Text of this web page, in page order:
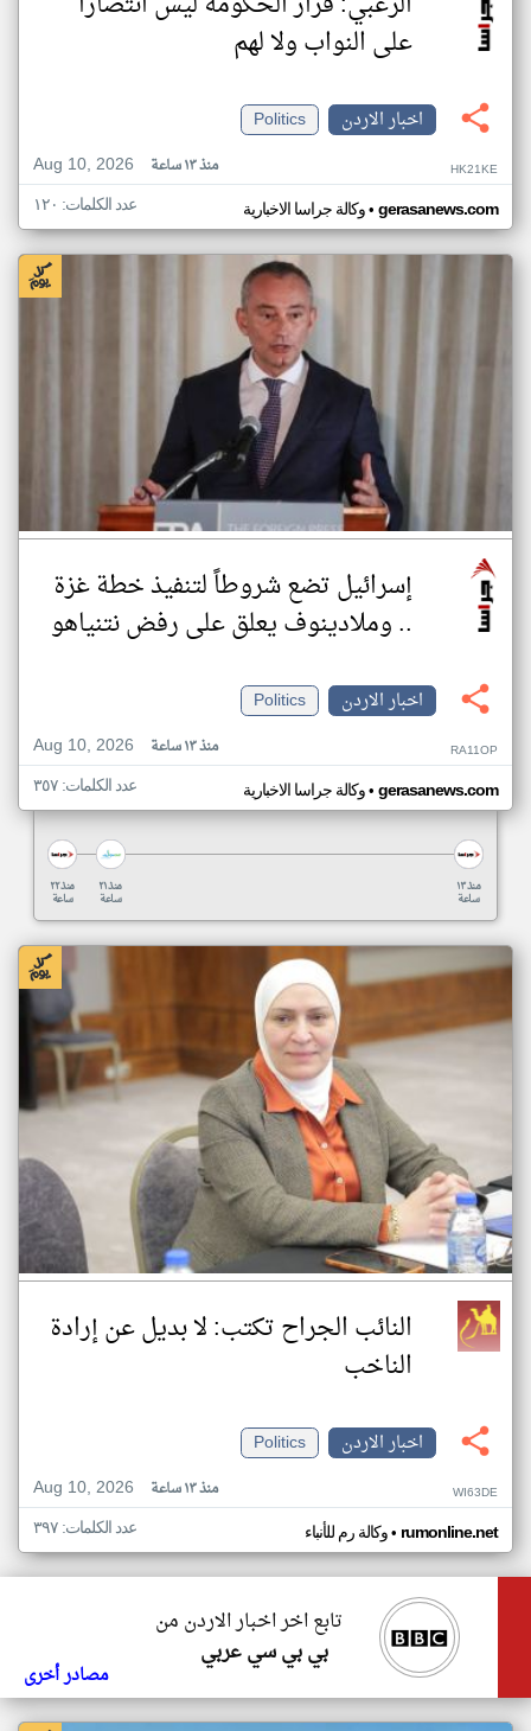
على النواب ولا لهم
اخبار الاردن
Politics
Aug 10, 2026
منذ ١٣ ساعة HK21KE
وكالة جراسا الاخبارية• gerasanews.com عدد الكلمات: ١٢٠
إسرائيل تضع شروطاً لتنفيذ خطة غزة
.. وملادينوف يعلق على رفض نتنياهو
اخبار الاردن
Politics
Aug 10, 2026
منذ ١٣ ساعة RA11OP
وكالة جراسا الاخبارية• gerasanews.com عدد الكلمات: ٣٥٧
منذ ٢٢
ساعة
منذ ٢١
ساعة
منذ ١٣
ساعة
النائب الجراح تكتب: لا بديل عن إرادة
الناخب
اخبار الاردن
Politics
Aug 10, 2026
منذ ١٣ ساعة WI63DE
وكالة رم للأنباء• rumonline.net عدد الكلمات: ٣٩٧
تابع اخر اخبار الاردن من
بي بي سي عربي
مصادر أخرى